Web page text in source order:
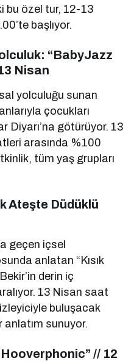
bu özel tur, 12-13
başlıyor.
“BabyJazz
Nisan
yolculuğu sunan
çocukları
Diyarı’na götürüyor. 13
arasında %100
tüm yaş grupları
Ateşte Düdüklü
geçen içsel
anlatan “Kısık
derin iç
13 Nisan saat
buluşacak
anlatım sunuyor.
// 12